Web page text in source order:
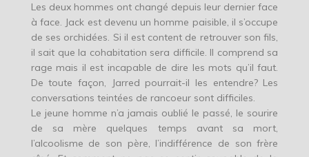
Les deux hommes ont changé depuis leur dernier face
à face. Jack est devenu un homme paisible, il s’occupe
de ses orchidées. Si il est content de retrouver son fils,
il sait que la cohabitation sera difficile. Il comprend sa
rage mais il est incapable de dire les mots qu’il faut.
De toute façon, Jarred pourrait-il les entendre? Les
conversations teintées de rancoeur sont difficiles.
Le jeune homme n’a jamais oublié le passé, le sourire
de sa mère quelques temps avant sa mort,
l’alcoolisme de son père, l’indifférence de son frère